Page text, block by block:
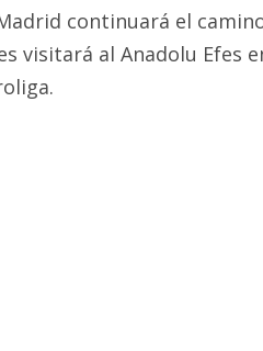
continuará el
visitará al Anadolu Efes